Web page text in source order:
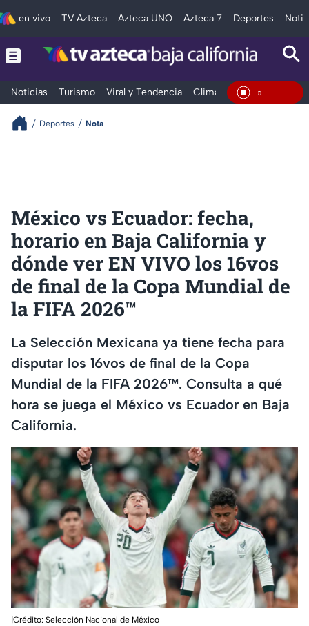
en vivo TV Azteca Azteca UNO Azteca 7 Deportes
Noticias Turismo Viral y Tendencia Clima Deportes En Vivo
Deportes Nota
México vs Ecuador: fecha,
horario en Baja California y
dónde ver EN VIVO los 16vos
de final de la Copa Mundial de
la FIFA 2026™
La Selección Mexicana ya tiene fecha para
disputar los 16vos de final de la Copa
Mundial de la FIFA 2026™. Consulta a qué
hora se juega el México vs Ecuador en Baja
California.
|Crédito: Selección Nacional de México